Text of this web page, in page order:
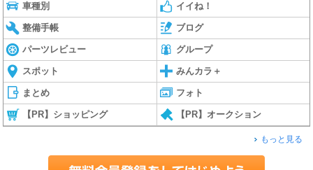
車種別 イイね！
整備手帳 ブログ
パーツレビュー グループ
スポット みんカラ＋
まとめ フォト
【PR】ショッピング 【PR】オークション
もっと見る